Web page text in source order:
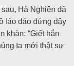
Hà Nghiên đã
lảo đảo đứng dậy
khàn: “Giết hắn
ta mới thật sự